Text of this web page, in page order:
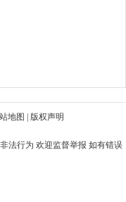
地图 版权声明
法行为 欢迎监督举报 如有错误